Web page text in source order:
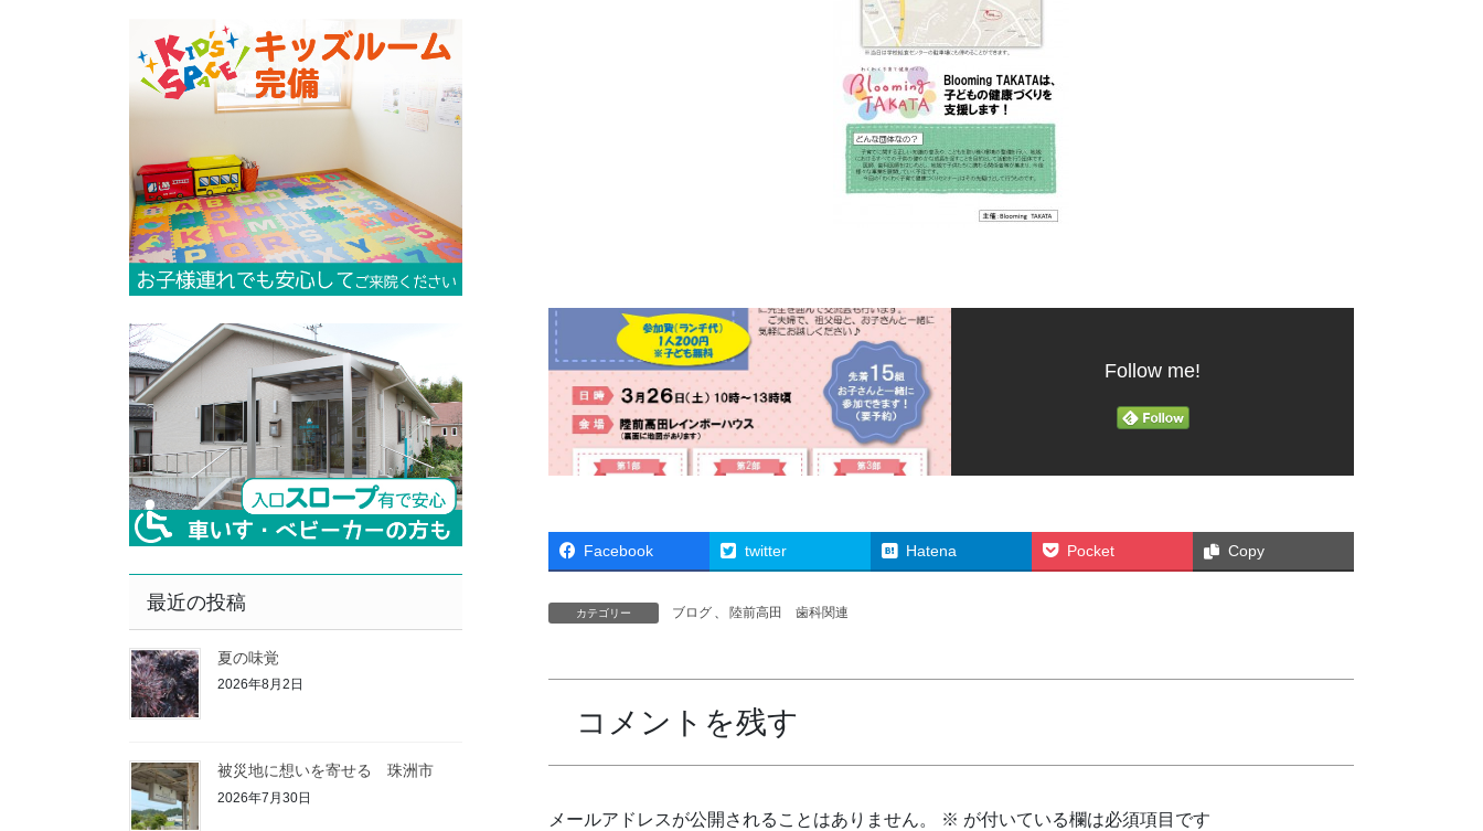
Follow me!
Facebook twitter Hatena Pocket Copy
カテゴリー ブログ 陸前高田 歯科関連
コメントを残す
メールアドレスが公開されることはありません。 ※ が付いている欄は必須項目です
最近の投稿
夏の味覚
2026年8月2日
被災地に想いを寄せる 珠洲市
2026年7月30日